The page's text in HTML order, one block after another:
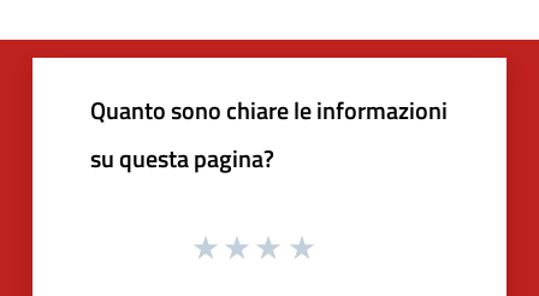
Quanto sono chiare le informazioni
su questa pagina?